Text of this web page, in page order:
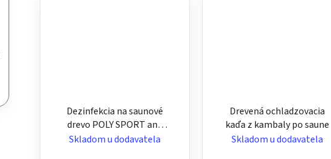
Dezinfekcia na saunové
drevo POLY SPORT and
SPA 0,5 l – čistiaci
Skladom u dodavatela
Drevená ochladzovacia
kaďa z kambaly po saune
Skladom u dodavatela